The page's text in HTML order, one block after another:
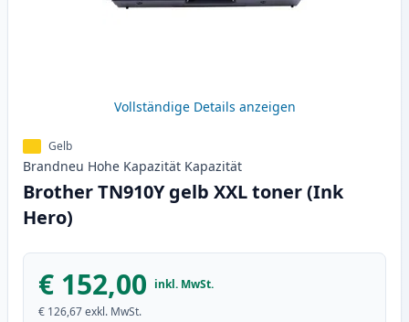
Vollständige Details anzeigen
Gelb
Brandneu Hohe Kapazität Kapazität
Brother TN910Y gelb XXL toner (Ink
Hero)
€ 152,00 inkl. MwSt.
€ 126,67exkl. MwSt.